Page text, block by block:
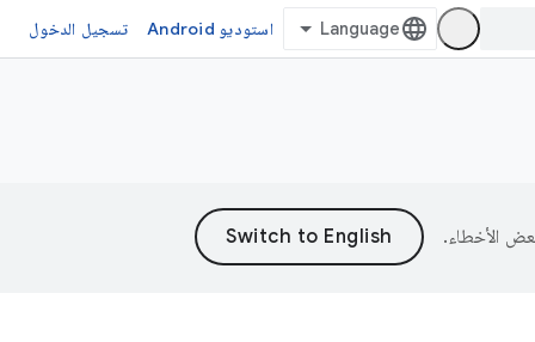
استوديو Android تسجيل الدخول